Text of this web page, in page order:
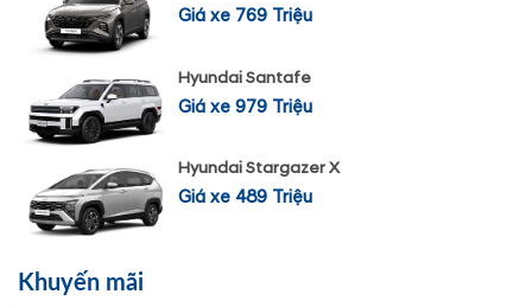
Giá xe 769 Triệu
Hyundai Santafe
Giá xe 979 Triệu
Hyundai Stargazer X
Giá xe 489 Triệu
Khuyến mãi